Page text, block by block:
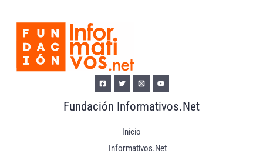
Fundación Informativos.Net
Inicio
Informativos.Net